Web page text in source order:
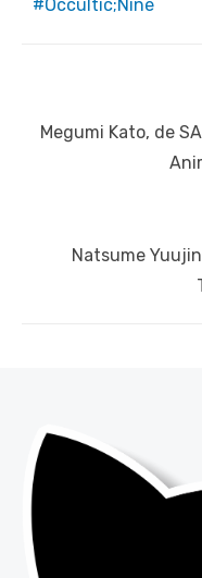
Occultic;Nine
dePrevious
Megumi Kato, de
Natsume